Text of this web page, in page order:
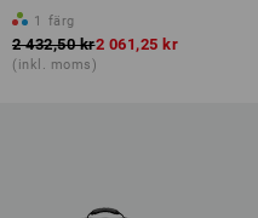
1 färg
2 432,50 kr2 061,25 kr
(inkl. moms)